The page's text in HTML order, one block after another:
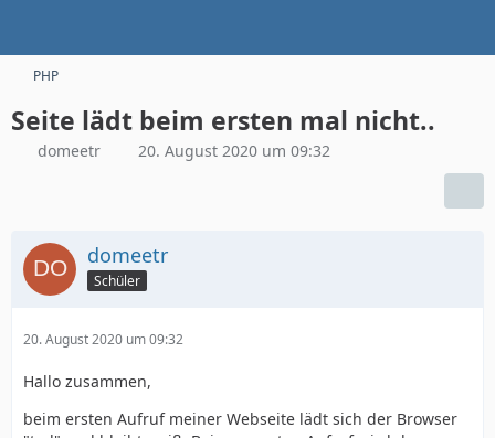
PHP
Seite lädt beim ersten mal nicht..
domeetr 20. August 2020 um 09:32
domeetr
Schüler
20. August 2020 um 09:32
Hallo zusammen,
beim ersten Aufruf meiner Webseite lädt sich der Browser